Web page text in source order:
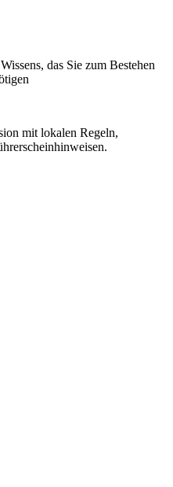
das Sie zum Bestehen
mit lokalen Regeln,